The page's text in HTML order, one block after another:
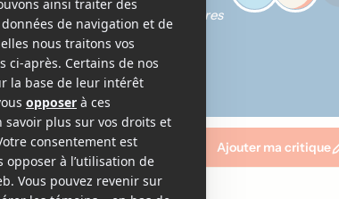
2 critiques des membres
Ajouter ma critique